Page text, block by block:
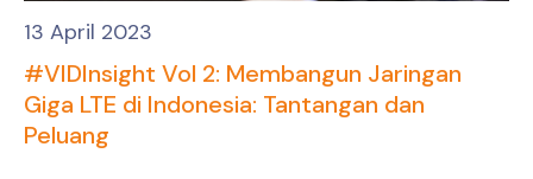
13 April 2023
#VIDInsight Vol 2: Membangun Jaringan
Giga LTE di Indonesia: Tantangan dan
Peluang